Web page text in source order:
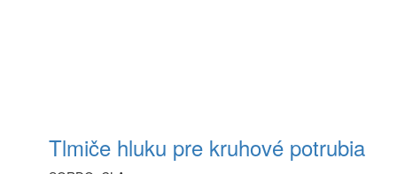
Tlmiče hluku pre kruhové potrubia